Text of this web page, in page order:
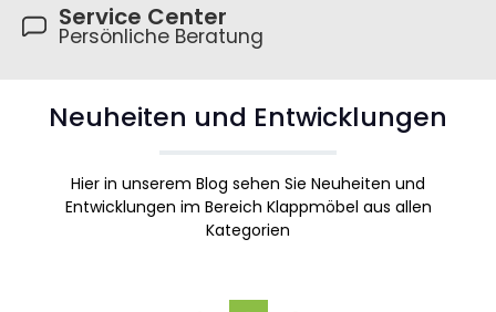
Service Center
Persönliche Beratung
Neuheiten und Entwicklungen
Hier in unserem Blog sehen Sie Neuheiten und
Entwicklungen im Bereich Klappmöbel aus allen
Kategorien